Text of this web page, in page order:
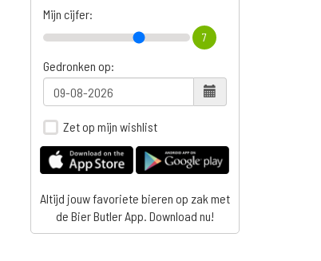
Mijn cijfer:
7
Gedronken op:
Zet op mijn wishlist
Altijd jouw favoriete bieren op zak met
de Bier Butler App. Download nu!